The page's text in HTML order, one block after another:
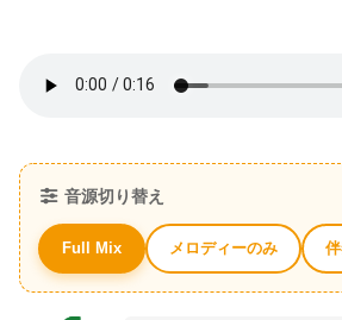
音源切り替え
Full Mix メロディーのみ